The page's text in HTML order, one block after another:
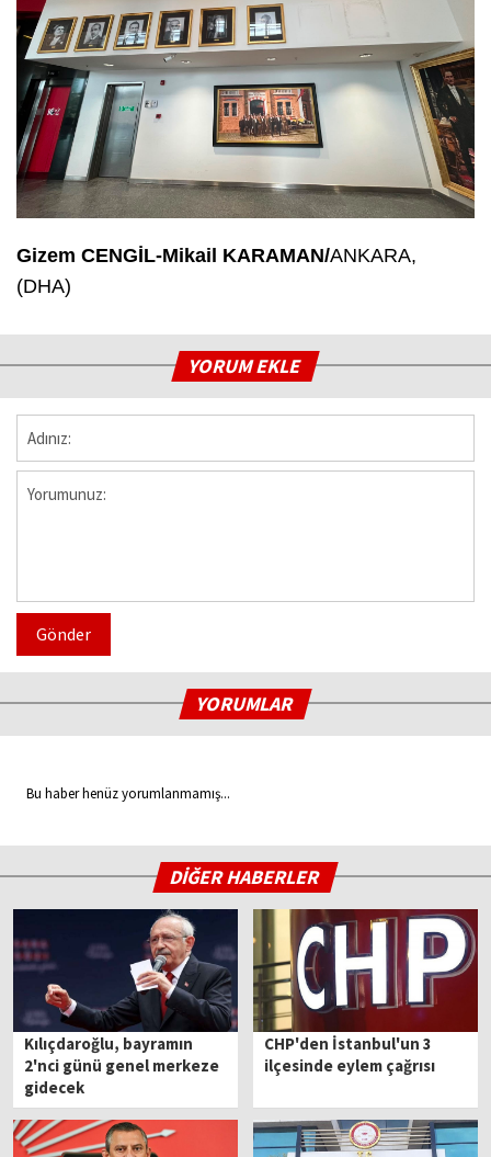
Gizem CENGİL-Mikail KARAMAN/ANKARA,
(DHA)
YORUM EKLE
Gönder
YORUMLAR
Bu haber henüz yorumlanmamış...
DİĞER HABERLER
Kılıçdaroğlu, bayramın
2'nci günü genel merkeze
gidecek
CHP'den İstanbul'un 3
ilçesinde eylem çağrısı